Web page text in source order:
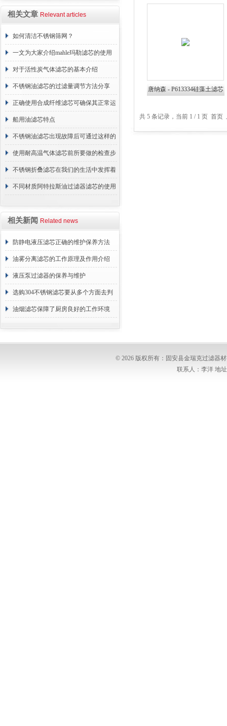
相关文章 Relevant articles
如何清洁不锈钢筛网？
一文为大家介绍mahle玛勒滤芯的使用
原理
对于活性炭气体滤芯的基本介绍
不锈钢油滤芯的过滤量调节方法分享
正确使用合成纤维滤芯可确保其正常运
行
船用油滤芯特点
不锈钢油滤芯出现故障后可通过这样的
方法解决
使用耐高温气体滤芯前所要做的检查步
骤
不锈钢折叠滤芯在我们的生活中发挥着
哪些作用呢？
不同材质阿特拉斯油过滤器滤芯的使用
相关新闻 Related news
防静电液压滤芯正确的维护保养方法
油雾分离滤芯的工作原理及作用介绍
液压泵过滤器的保养与维护
选购304不锈钢滤芯要从多个方面去判
断
油烟滤芯保障了厨房良好的工作环境
400×20
唐纳森 - P613334硅藻土滤芯
共 5 条记录，当前 1 / 1 页 首
© 2026 版权所有：固安县金瑞克过滤器
联系人：李洋 地